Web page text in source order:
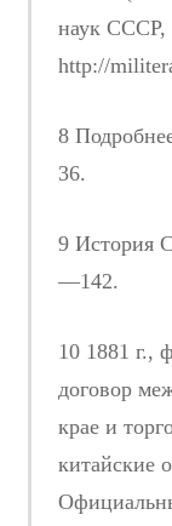
наук СССР,
http://
8
36.
9 История
—142.
10 1881 г.,
договор
крае и
китайские